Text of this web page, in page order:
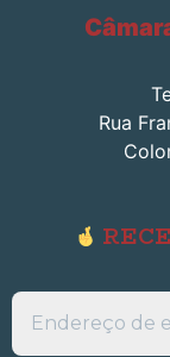
Rua
Endereço
de
e-